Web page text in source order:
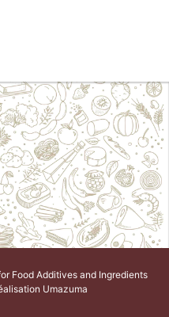
Food Additives and Ingredients
Umazuma